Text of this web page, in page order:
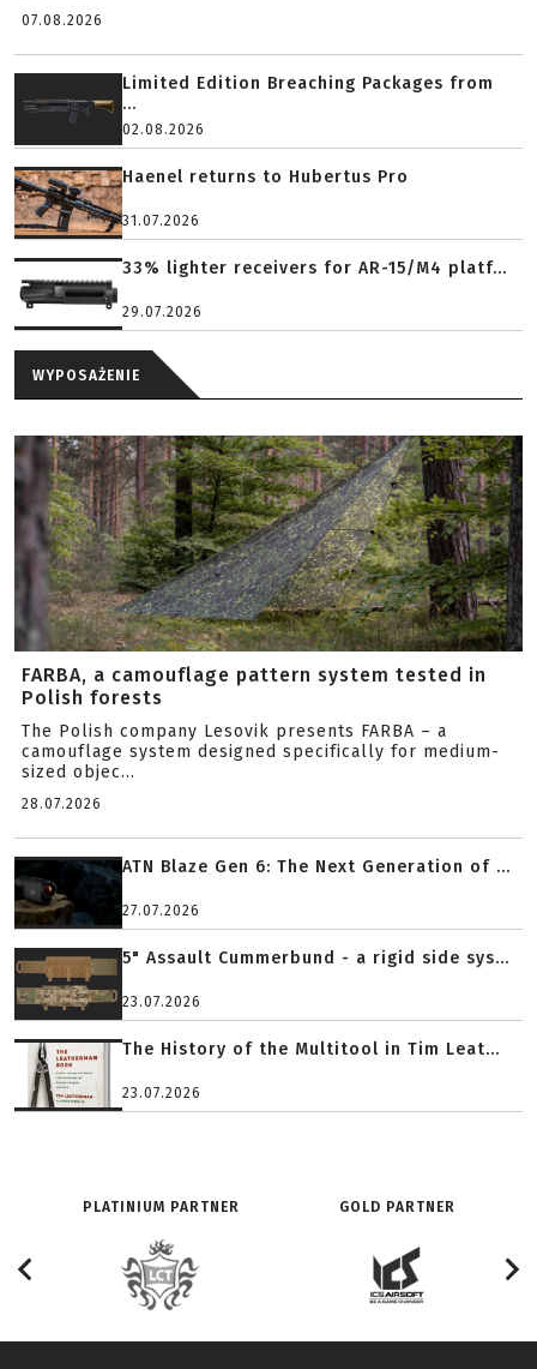
07.08.2026
Limited Edition Breaching Packages from
...
02.08.2026
Haenel returns to Hubertus Pro
31.07.2026
33% lighter receivers for AR-15/M4 platf...
29.07.2026
WYPOSAŻENIE
FARBA, a camouflage pattern system tested in
Polish forests
The Polish company Lesovik presents FARBA – a
camouflage system designed specifically for medium-
sized objec...
28.07.2026
ATN Blaze Gen 6: The Next Generation of ...
27.07.2026
5" Assault Cummerbund - a rigid side sys...
23.07.2026
The History of the Multitool in Tim Leat...
23.07.2026
PLATINIUM PARTNER GOLD PARTNER